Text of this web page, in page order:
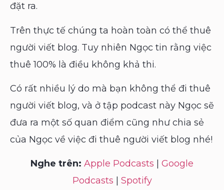
đặt ra.
Trên thực tế chúng ta hoàn toàn có thể thuê
người viết blog. Tuy nhiên Ngọc tin rằng việc
thuê 100% là điều không khả thi.
Có rất nhiều lý do mà bạn không thể đi thuê
người viết blog, và ở tập podcast này Ngọc sẽ
đưa ra một số quan điểm cũng như chia sẻ
của Ngọc về việc đi thuê người viết blog nhé!
Nghe trên: Apple Podcasts
Google
Podcasts
Spotify